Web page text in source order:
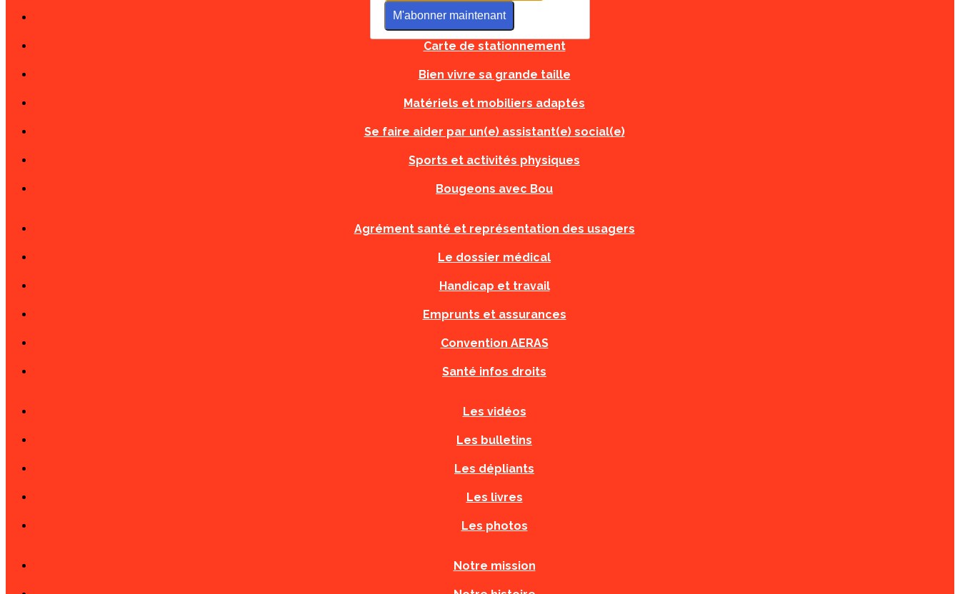
Carte d'urgence
Carte de stationnement
Bien vivre sa grande taille
Matériels et mobiliers adaptés
Se faire aider par un(e) assistant(e) social(e)
Sports et activités physiques
Bougeons avec Bou
Agrément santé et représentation des usagers
Le dossier médical
Handicap et travail
Emprunts et assurances
Convention AERAS
Santé infos droits
Les vidéos
Les bulletins
Les dépliants
Les livres
Les photos
Notre mission
M'abonner maintenant